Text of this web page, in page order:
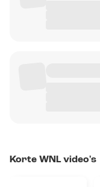
Korte WNL video's